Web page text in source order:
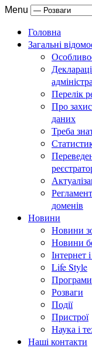
Menu
Головна
Загальні
Перелік
Про
даних
Треба
доменів
Новини
Новини
Новини
Інтернет
Life Style
Програми
Розваги
Події
Пристрої
Наука і
Наші контакти